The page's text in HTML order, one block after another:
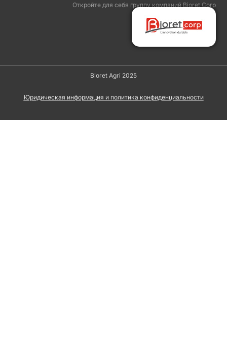
Откройте для себя группу компаний Bioret Corp
Bioret Agri 2025
Юридическая информация и политика конфиденциальности